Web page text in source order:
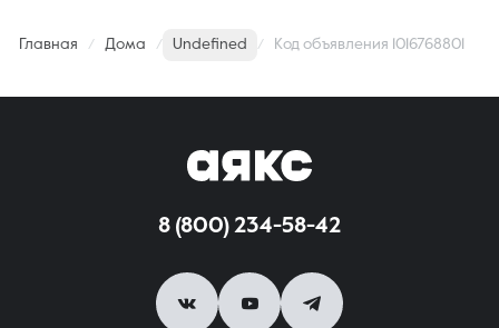
Главная Дома Undefined Код объявления 1016768801
8 (800) 234-58-42